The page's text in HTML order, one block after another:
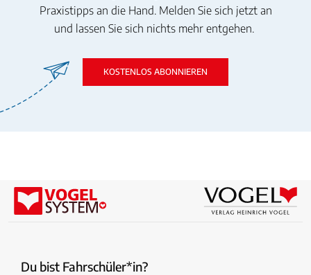
Praxistipps an die Hand. Melden Sie sich jetzt an
und lassen Sie sich nichts mehr entgehen.
KOSTENLOS ABONNIEREN
Du bist Fahrschüler*in?